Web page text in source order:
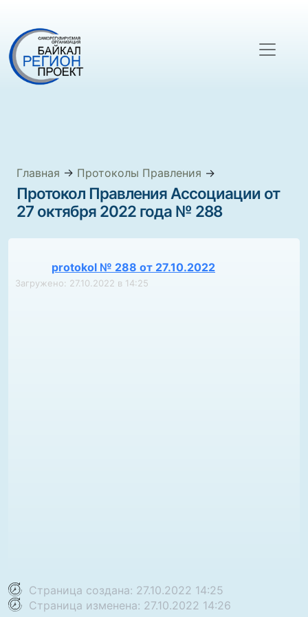
Главная → Протоколы Правления →
Протокол Правления Ассоциации от
27 октября 2022 года № 288
protokol № 288 от 27.10.2022
Загружено: 27.10.2022 в 14:25
Страница создана: 27.10.2022 14:25
Страница изменена: 27.10.2022 14:26